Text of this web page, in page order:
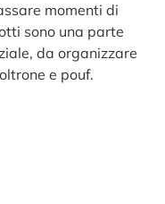
momenti di
sono una parte
da organizzare
e pouf.